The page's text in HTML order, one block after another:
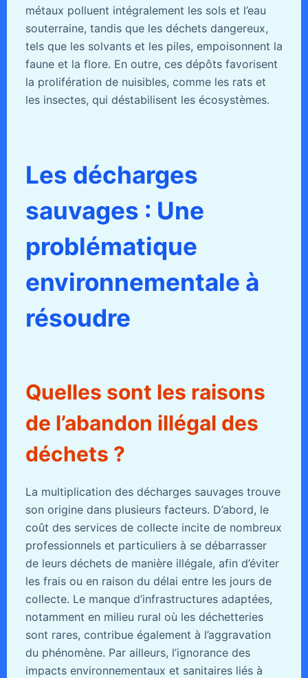
métaux polluent intégralement les sols et l’eau
souterraine, tandis que les déchets dangereux,
tels que les solvants et les piles, empoisonnent la
faune et la flore. En outre, ces dépôts favorisent
la prolifération de nuisibles, comme les rats et
les insectes, qui déstabilisent les écosystèmes.
Les décharges
sauvages : Une
problématique
environnementale à
résoudre
Quelles sont les raisons
de l’abandon illégal des
déchets ?
La multiplication des décharges sauvages trouve
son origine dans plusieurs facteurs. D’abord, le
coût des services de collecte incite de nombreux
professionnels et particuliers à se débarrasser
de leurs déchets de manière illégale, afin d’éviter
les frais ou en raison du délai entre les jours de
collecte. Le manque d’infrastructures adaptées,
notamment en milieu rural où les déchetteries
sont rares, contribue également à l’aggravation
du phénomène. Par ailleurs, l’ignorance des
impacts environnementaux et sanitaires liés à